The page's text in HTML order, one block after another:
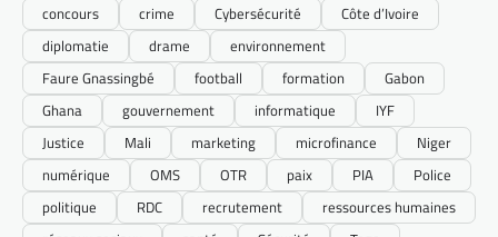
concours
crime Cybersécurité
Côte d’Ivoire
diplomatie
drame
environnement
Faure Gnassingbé
football formation
Gabon
Ghana
gouvernement informatique
IYF
Justice
Mali marketing microfinance
Niger
numérique
OMS OTR paix PIA
Police
politique
RDC recrutement
ressources humaines